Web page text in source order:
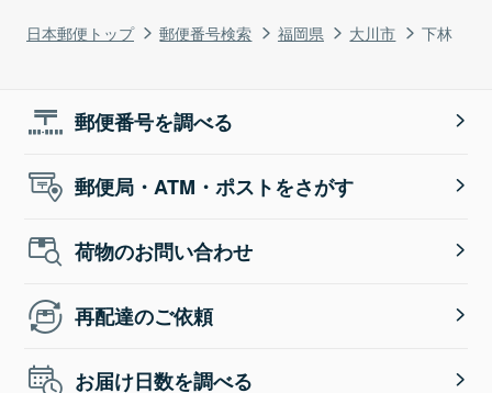
日本郵便トップ 郵便番号検索 福岡県 大川市 下林
郵便番号を調べる
郵便局・ATM・ポストをさがす
荷物のお問い合わせ
再配達のご依頼
お届け日数を調べる